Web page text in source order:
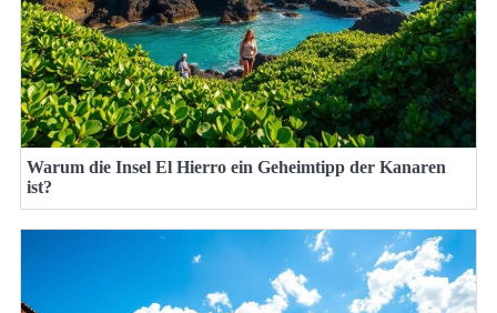
Warum die Insel El Hierro ein Geheimtipp der Kanaren
ist?